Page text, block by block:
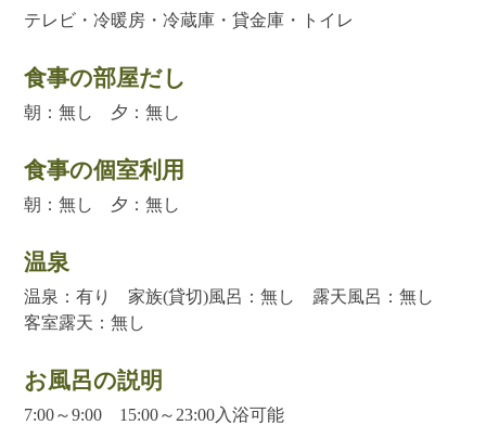
テレビ・冷暖房・冷蔵庫・貸金庫・トイレ
食事の部屋だし
朝：無し 夕：無し
食事の個室利用
朝：無し 夕：無し
温泉
温泉：有り 家族(貸切)風呂：無し 露天風呂：無し
客室露天：無し
お風呂の説明
7:00～9:00 15:00～23:00入浴可能